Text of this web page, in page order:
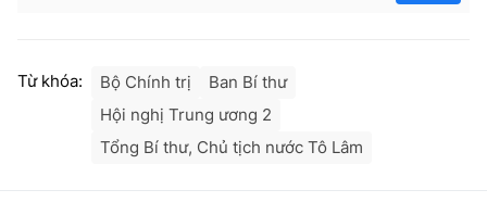
Từ khóa: Bộ Chính trị
Ban Bí thư
Hội nghị Trung ương 2
Tổng Bí thư, Chủ tịch nước Tô Lâm